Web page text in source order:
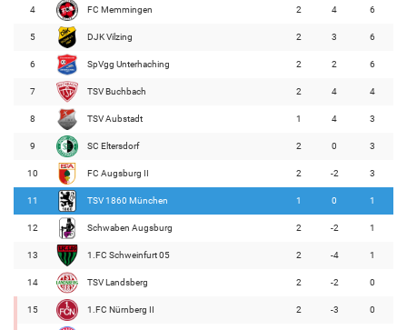
4 FC Memmingen 2 4 6
5 DJK Vilzing 2 3 6
6 SpVgg Unterhaching 2 2 6
7 TSV Buchbach 2 4 4
8 TSV Aubstadt 1 4 3
9 SC Eltersdorf 2 0 3
10 FC Augsburg II 2 -2 3
11 TSV 1860 München 1 0 1
12 Schwaben Augsburg 2 -2 1
13 1.FC Schweinfurt 05 2 -4 1
14 TSV Landsberg 2 -2 0
15 1.FC Nürnberg II 2 -3 0